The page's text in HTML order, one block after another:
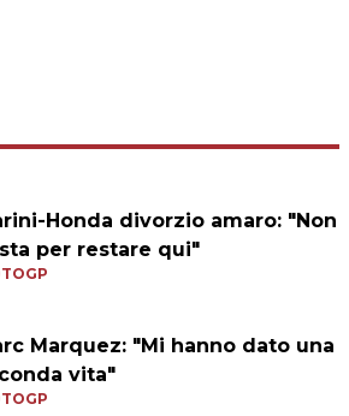
Honda divorzio amaro: "Non
per restare qui"
Marquez: "Mi hanno dato una
vita"